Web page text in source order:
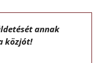
annak
közjót!